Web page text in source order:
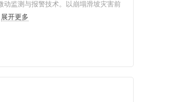
动监测与报警技术。以崩塌滑坡灾害前
展开更多